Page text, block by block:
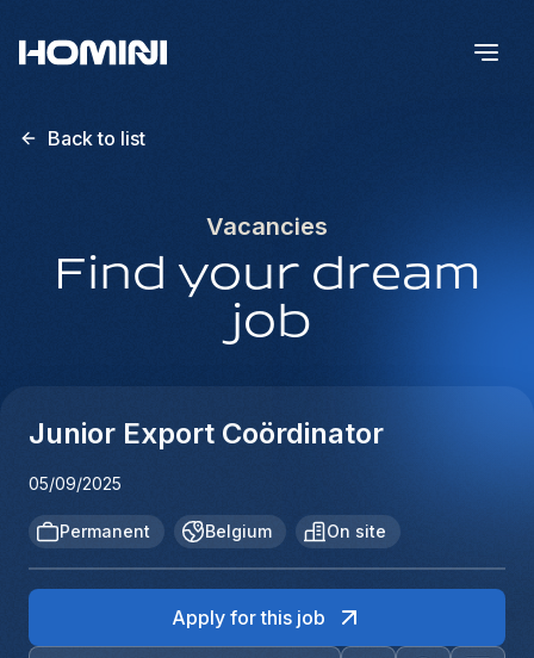
Back to list
Vacancies
Find your dream
job
Junior Export Coördinator
05/09/2025
Permanent Belgium On site
Apply for this job